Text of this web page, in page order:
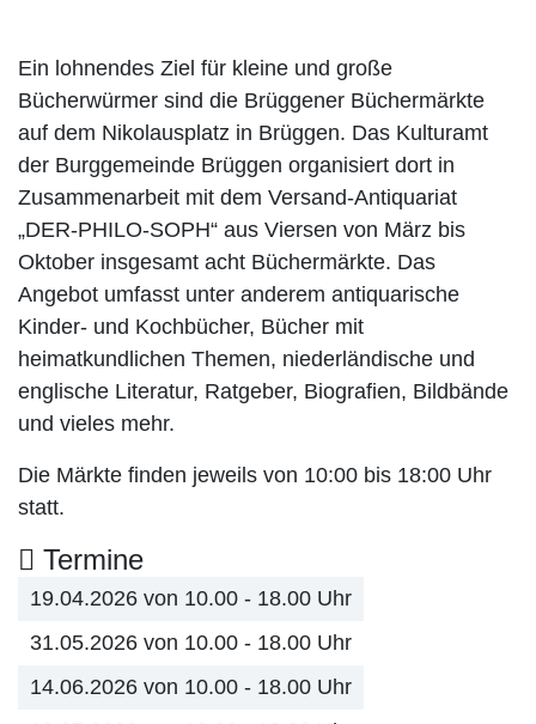
Ein lohnendes Ziel für kleine und große
Bücherwürmer sind die Brüggener Büchermärkte
auf dem Nikolausplatz in Brüggen. Das Kulturamt
der Burggemeinde Brüggen organisiert dort in
Zusammenarbeit mit dem Versand-Antiquariat
„DER-PHILO-SOPH“ aus Viersen von März bis
Oktober insgesamt acht Büchermärkte. Das
Angebot umfasst unter anderem antiquarische
Kinder- und Kochbücher, Bücher mit
heimatkundlichen Themen, niederländische und
englische Literatur, Ratgeber, Biografien, Bildbände
und vieles mehr.
Die Märkte finden jeweils von 10:00 bis 18:00 Uhr
statt.
Termine
19.04.2026 von 10.00 - 18.00 Uhr
31.05.2026 von 10.00 - 18.00 Uhr
14.06.2026 von 10.00 - 18.00 Uhr